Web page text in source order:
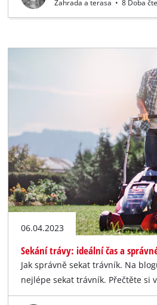
Zahrada a terasa • 8 Doba
06.04.2023
Sekání trávy: ideální čas a
Jak správně sekat trávník. Na
nejlépe sekat trávník. Přečtěte si